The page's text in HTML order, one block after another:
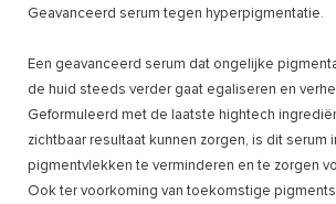
Geavanceerd serum tegen hyperpigmentatie.
Een geavanceerd serum dat ongelijke
de huid steeds verder gaat egaliseren en
Geformuleerd met de laatste hightech
zichtbaar resultaat kunnen zorgen, is dit serum
pigmentvlekken te verminderen en te zorgen
Ook ter voorkoming van toekomstige